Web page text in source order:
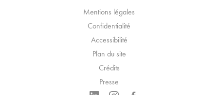
Mentions légales
Confidentialité
Accessibilité
Plan du site
Crédits
Presse